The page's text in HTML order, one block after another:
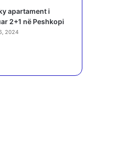
apartament i
2+1 në Peshkopi
2024